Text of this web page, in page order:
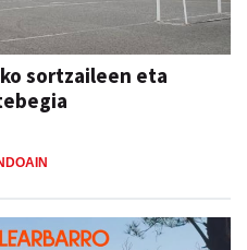
sortzaileen eta